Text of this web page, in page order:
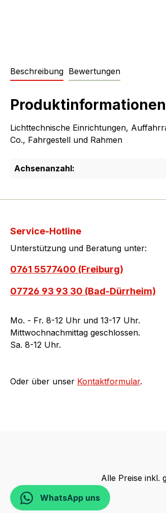
Beschreibung Bewertungen
Produktinformationen
Lichttechnische Einrichtungen,
Co., Fahrgestell und Rahmen
Achsenanzahl:
Service-Hotline
Unterstützung und Beratung unter:
0761 5577400 (Freiburg)
07726 93 93 30 (Bad-Dürrheim)
Mo. - Fr. 8-12 Uhr und 13-17 Uhr.
Mittwochnachmittag geschlossen.
Sa. 8-12 Uhr.
Oder über unser Kontaktformular.
Alle Preise inkl.
WhatsApp uns